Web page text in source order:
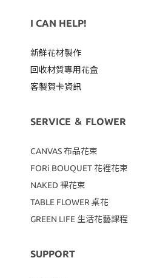
I CAN HELP!
新鮮花材製作
回收材質專用花盒
客製賀卡資訊
SERVICE ＆ FLOWER
CANVAS布品花束
FORi BOUQUET 花裡花束
NAKED 裸花束
TABLE FLOWER 桌花
GREEN LIFE 生活花藝課程
SUPPORT